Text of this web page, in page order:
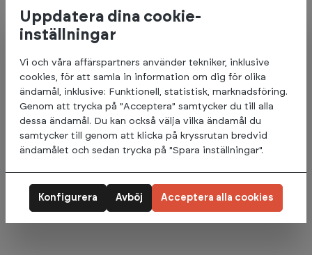
Beskrivning
Denna hantel är klädd i neopren för en behaglig
träningsupplevelse.
Den säljs styckvis och finns i vikter från 1 kg till 10 kg.
Omdömen
Varumärke
Uppdatera dina cookie-
inställningar
Vi och våra affärspartners använder tekniker, inklusive
cookies, för att samla in information om dig för olika
ändamål, inklusive: Funktionell, statistisk, marknadsföring.
Genom att trycka på "Acceptera" samtycker du till alla
dessa ändamål. Du kan också välja vilka ändamål du
samtycker till genom att klicka på kryssrutan bredvid
ändamålet och sedan trycka på "Spara inställningar".
Avböj
Konfigurera Acceptera alla cookies